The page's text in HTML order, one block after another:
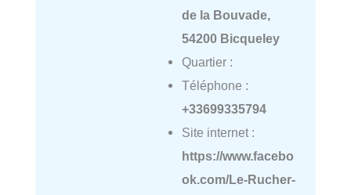
de la Bouvade,
54200 Bicqueley
Quartier :
Téléphone :
+33699335794
Site internet :
https://www.facebo
ok.com/Le-Rucher-